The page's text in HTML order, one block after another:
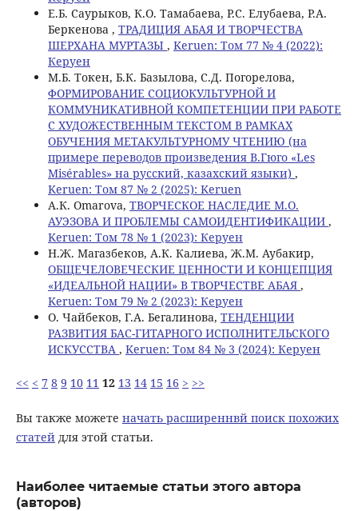
Е.Б. Саурыков, К.О. Тамабаева, Р.С. Елубаева, Р.А.
Беркенова , ТРАДИЦИЯ АБАЯ И ТВОРЧЕСТВА
ШЕРХАНА МУРТАЗЫ , Keruen: Том 77 № 4 (2022):
Керуен
M.Б. Токен, Б.К. Базылова, С.Д. Погорелова,
ФОРМИРОВАНИЕ СОЦИОКУЛЬТУРНОЙ И
КОММУНИКАТИВНОЙ КОМПЕТЕНЦИИ ПРИ РАБОТЕ
С ХУДОЖЕСТВЕННЫМ ТЕКСТОМ В РАМКАХ
ОБУЧЕНИЯ МЕТАКУЛЬТУРНОМУ ЧТЕНИЮ (на
примере переводов произведения В.Гюго «Les
Misérables» на русский, казахский языки) ,
Keruen: Том 87 № 2 (2025): Keruen
A.К. Omarova, ТВОРЧЕСКОЕ НАСЛЕДИЕ М.О.
АУЭЗОВА И ПРОБЛЕМЫ САМОИДЕНТИФИКАЦИИ ,
Keruen: Том 78 № 1 (2023): Керуен
Н.Ж. Магазбеков, А.К. Калиева, Ж.М. Аубакир,
ОБЩЕЧЕЛОВЕЧЕСКИЕ ЦЕННОСТИ И КОНЦЕПЦИЯ
«ИДЕАЛЬНОЙ НАЦИИ» В ТВОРЧЕСТВЕ АБАЯ ,
Keruen: Том 79 № 2 (2023): Керуен
О. Чайбеков, Г.А. Бегалинова, ТЕНДЕНЦИИ
РАЗВИТИЯ БАС-ГИТАРНОГО ИСПОЛНИТЕЛЬСКОГО
ИСКУССТВА , Keruen: Том 84 № 3 (2024): Керуен
<< < 7 8 9 10 11 12 13 14 15 16 > >>
Вы также можете начать расширеннвй поиск похожих
статейдля этой статьи.
Наиболее читаемые статьи этого автора
(авторов)